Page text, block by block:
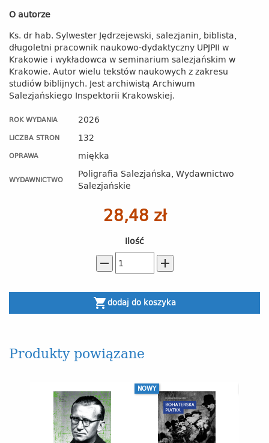
O autorze
Ks. dr hab. Sylwester Jędrzejewski, salezjanin, biblista,
długoletni pracownik naukowo-dydaktyczny UPJPII w
Krakowie i wykładowca w seminarium salezjańskim w
Krakowie. Autor wielu tekstów naukowych z zakresu
studiów biblijnych. Jest archiwistą Archiwum
Salezjańskiego Inspektorii Krakowskiej.
ROK WYDANIA 2026
LICZBA STRON 132
OPRAWA miękka
WYDAWNICTWO
Poligrafia Salezjańska, Wydawnictwo
Salezjańskie
28,48 zł
Ilość
remove add
shopping_cartdodaj do koszyka
Produkty powiązane
NOWY